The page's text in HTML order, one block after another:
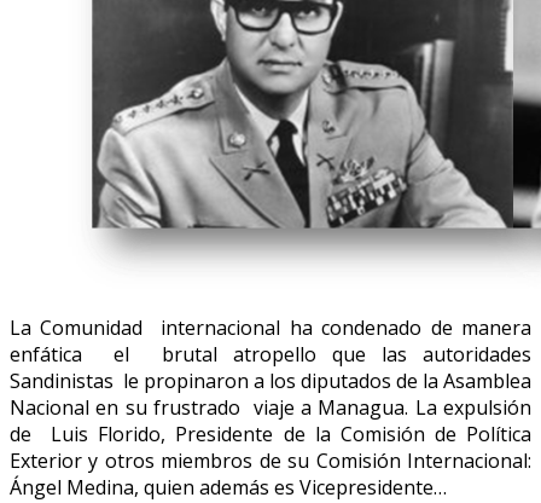
La Comunidad internacional ha condenado de manera
enfática el brutal atropello que las autoridades
Sandinistas le propinaron a los diputados de la Asamblea
Nacional en su frustrado viaje a Managua. La expulsión
de Luis Florido, Presidente de la Comisión de Política
Exterior y otros miembros de su Comisión Internacional:
Ángel Medina, quien además es Vicepresidente…